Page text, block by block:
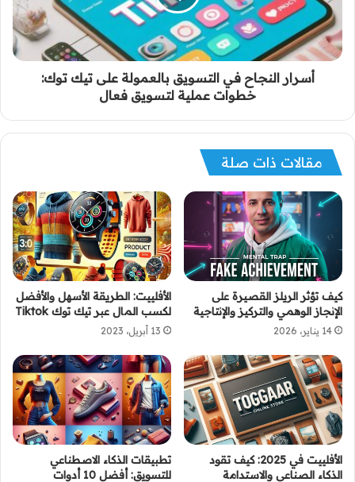
أسرار النجاح في التسويق بالعمولة على تيك توك:
خطوات عملية لتسويق فعال
مقالات ذات صلة
كيف تؤثر الريلز القصيرة على
الإنجاز الوهمي والتركيز والإنتاجية
14 يناير، 2026
الأفلييت: الطريقة الأسهل والأفضل
لكسب المال عبر تيك توك Tiktok
13 أبريل، 2023
الأفلييت في 2025: كيف تقود
الذكاء الصناعي والاستدامة
تطبيقات الذكاء الاصطناعي
للتسويق: أفضل 10 أدوات